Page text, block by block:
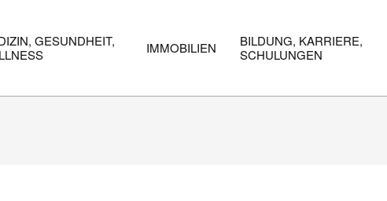
GESUNDHEIT,
IMMOBILIEN
BILDUNG, KARRIERE,
SCHULUNGEN